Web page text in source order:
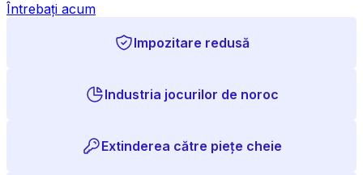
Întrebați acum
Impozitare redusă
Industria jocurilor de noroc
Extinderea către piețe cheie